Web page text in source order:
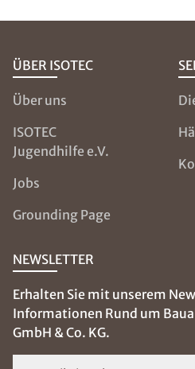
ÜBER ISOTEC
Über uns
ISOTEC
Jugendhilfe e.V.
Jobs
Grounding Page
NEWSLETTER
Erhalten Sie mit unserem
Informationen Rund um
GmbH & Co. KG.